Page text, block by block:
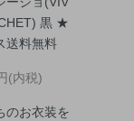
黒 ★
送料無料
(内税)
のお衣装を